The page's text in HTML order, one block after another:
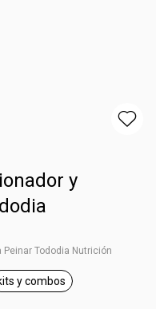
y
Peinar Tododia Nutrición
y Almendras
general.tag kits y
y combos